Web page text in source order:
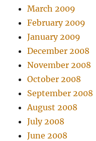
March 2009
February 2009
January 2009
December 2008
November 2008
October 2008
September 2008
August 2008
July 2008
June 2008